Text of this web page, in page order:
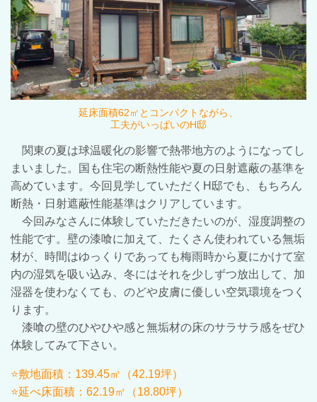
延床面積62㎡とコンパクトながら、
工夫がいっぱいのH邸
関東の夏は球温暖化の影響で熱帯地方のようになってし
まいました。国も住宅の断熱性能や夏の日射遮蔽の基準を
高めています。今回見学していただくH邸でも、もちろん
断熱・日射遮蔽性能基準はクリアしています。
今回みなさんに体験していただきたいのが、湿度調整の
性能です。壁の漆喰に加えて、たくさん使われている無垢
材が、時間はゆっくりであっても梅雨時から夏にかけて室
内の湿気を吸い込み、冬にはそれを少しずつ放出して、加
湿器を使わなくても、のどや皮膚に優しい空気環境をつく
ります。
漆喰の壁のひやひや感と無垢材の床のサラサラ感をぜひ
体験してみて下さい。
⭐敷地面積：139.45㎡（42.19坪）
⭐延べ床面積：62.19㎡（18.80坪）